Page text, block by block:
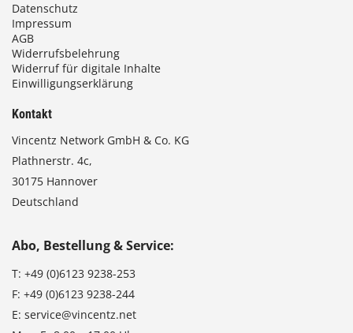
Datenschutz
Impressum
AGB
Widerrufsbelehrung
Widerruf für digitale Inhalte
Einwilligungserklärung
Kontakt
Vincentz Network GmbH & Co. KG
Plathnerstr. 4c,
30175 Hannover
Deutschland
Abo, Bestellung & Service:
T: +49 (0)6123 9238-253
F: +49 (0)6123 9238-244
E: service@vincentz.net